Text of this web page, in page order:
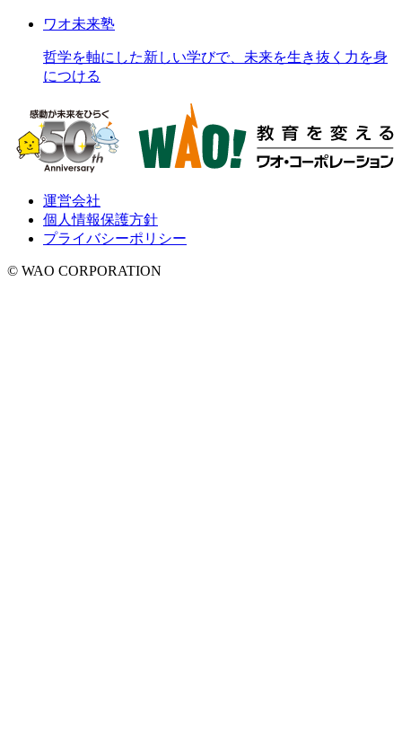
ワオ未来塾
哲学を軸にした新しい学びで、未来を生き抜く力を身
につける
運営会社
個人情報保護方針
プライバシーポリシー
© WAO CORPORATION